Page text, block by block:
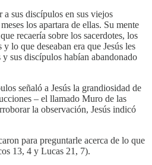
sus discípulos en sus viejos
los apartara de ellas. Su mente
recaería sobre los sacerdotes, los
lo que deseaban era que Jesús les
sus discípulos habían abandonado
señaló a Jesús la grandiosidad de
– el llamado Muro de las
la observación, Jesús indicó
para preguntarle acerca de lo que
13, 4 y Lucas 21, 7).